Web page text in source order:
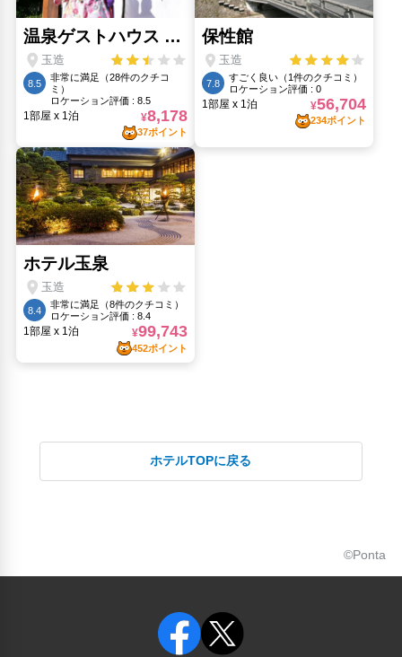
ホテルTOPに戻る
©Ponta